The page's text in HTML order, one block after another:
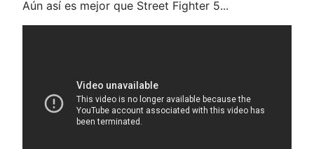
Aún así es mejor que Street Fighter 5...